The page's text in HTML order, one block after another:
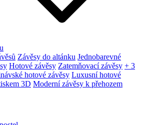
Závěsy do altánku Jednobarevné
Hotové závěsy Zatemňovací závěsy + 3
hotové závěsy Luxusní hotové
3D Moderní závěsy k přehozem